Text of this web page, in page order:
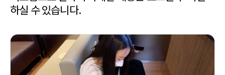
하실 수 있습니다.